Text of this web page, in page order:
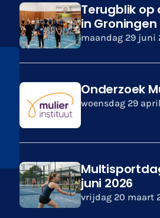
Terugblik
in Groningen
maandag 29 juni
Onderzoek
woensdag 29
juni 2026
vrijdag 20 maart